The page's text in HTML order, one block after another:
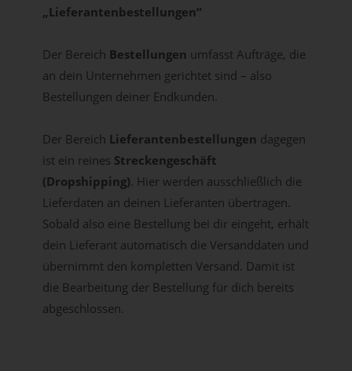
„Lieferantenbestellungen“
Der Bereich Bestellungen umfasst Aufträge, die
an dein Unternehmen gerichtet sind – also
Bestellungen deiner Endkunden.
Der Bereich Lieferantenbestellungen dagegen
ist ein reines Streckengeschäft
(Dropshipping). Hier werden ausschließlich die
Lieferdaten an deinen Lieferanten übertragen.
Sobald also eine Bestellung bei dir eingeht, erhält
dein Lieferant automatisch die Versanddaten und
übernimmt den kompletten Versand. Damit ist
die Bearbeitung der Bestellung für dich bereits
abgeschlossen.